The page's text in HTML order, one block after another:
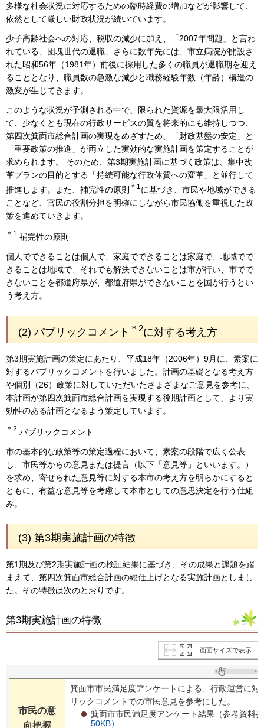
多様な社会状況に対応するための臨時経費の増加などが影響して、
依然として厳しい財政状況が続いています。
少子高齢社会への対応、税収の減少に加え、「2007年問題」と言わ
れている、団塊世代の退職、さらに数年先には、市立病院が開設さ
れた昭和56年（1981年）前後に採用した多くの職員が退職期を迎え
ることとなり、職員数の急激な減少と職務経験年数（年齢）構造の
激変が生じてきます。
このような状況が予測される中で、限られた資源を最大限活用し
て、少なくとも現在の行政サービスの質を将来的にも維持しつつ、
第四次箕面市総合計画の実現をめざすため、「財政基盤の安定」と
「重要政策の推進」が両立した実効的な実施計画を策定することが
求められます。 そのため、第3期実施計画に基づく政策は、集中改
革プランの目的とする「持続可能な行政体質への変革」と並行して
推進します。また、補完性の原則 ＊1 に基づき、市民や地域ができる
ことなど、官民の役割分担を明確にしながら市民協働を重視した政
策を進めていきます。
＊1 補完性の原則
個人でできることは個人で、家庭でできることは家庭で、地域でで
きることは地域で、それでも解決できないことは市が行い、市でで
きないことを都道府県が、都道府県ができないことを国が行うとい
う考え方。
(2) パブリックコメント ＊2に対する考え方
第3期実施計画の策定にあたり、平成18年（2006年）9月に、素案に
対するパブリックコメントを行いました。計画の基礎となる考え方
や個別（26）政策に対していただいたさまざまなご意見を参考に、
本計画が第四次箕面市総合計画を実現する後期計画として、より実
効性のある計画となるよう策定しています。
＊2 パブリックコメント
市の基本的な政策等の策定過程において、素案の段階で広く公表
し、市民等からの意見または提言（以下「意見等」といいます。）
を求め、寄せられた意見等に対する本市の考え方を明らかにすると
ともに、有益な意見等を考慮して本市としての意思決定を行う仕組
み。
(3) 第3期実施計画の特徴
第1期及び第2期実施計画の検証結果に基づき、その成果と課題を踏
まえて、第四次箕面市総合計画の総仕上げとなる実施計画としまし
た。その特徴は次のとおりです。
第3期実施計画の特徴
画面サイズで表示
市民の意
向把握
箕面市市民満足度アンケートによる、行政運営に対
リックコメントでの市民意見を参考にした。
箕面市市民満足度アンケート結果（参考資料
50KB）